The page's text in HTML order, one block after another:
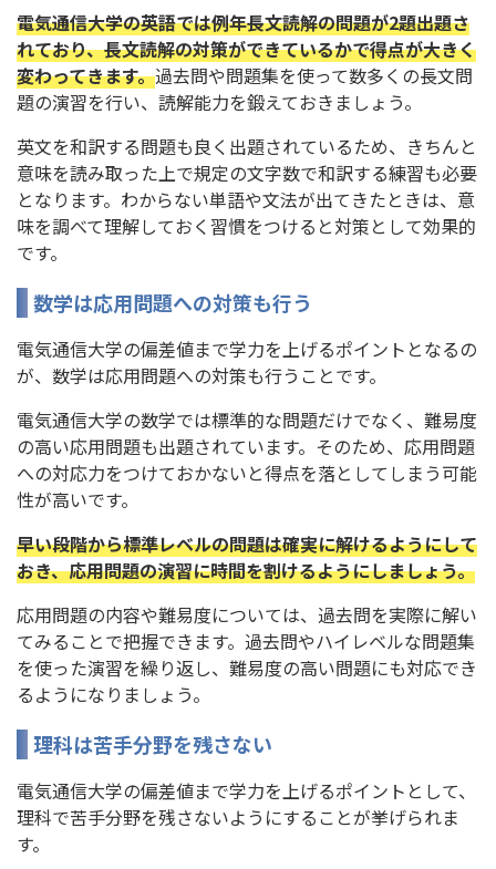
電気通信大学の英語では例年長文読解の問題が2題出題さ
れており、長文読解の対策ができているかで得点が大きく
変わってきます。過去問や問題集を使って数多くの長文問
題の演習を行い、読解能力を鍛えておきましょう。
英文を和訳する問題も良く出題されているため、きちんと
意味を読み取った上で規定の文字数で和訳する練習も必要
となります。わからない単語や文法が出てきたときは、意
味を調べて理解しておく習慣をつけると対策として効果的
です。
数学は応用問題への対策も行う
電気通信大学の偏差値まで学力を上げるポイントとなるの
が、数学は応用問題への対策も行うことです。
電気通信大学の数学では標準的な問題だけでなく、難易度
の高い応用問題も出題されています。そのため、応用問題
への対応力をつけておかないと得点を落としてしまう可能
性が高いです。
早い段階から標準レベルの問題は確実に解けるようにして
おき、応用問題の演習に時間を割けるようにしましょう。
応用問題の内容や難易度については、過去問を実際に解い
てみることで把握できます。過去問やハイレベルな問題集
を使った演習を繰り返し、難易度の高い問題にも対応でき
るようになりましょう。
理科は苦手分野を残さない
電気通信大学の偏差値まで学力を上げるポイントとして、
理科で苦手分野を残さないようにすることが挙げられま
す。